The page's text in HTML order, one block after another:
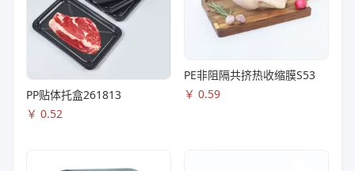
PP贴体托盒261813
￥ 0.52
PE非阻隔共挤热收缩膜S53
￥ 0.59